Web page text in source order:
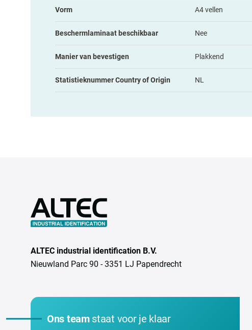
Vorm A4 vellen
Beschermlaminaat beschikbaar Nee
Manier van bevestigen Plakkend
Statistieknummer Country of Origin NL
ALTEC industrial identification B.V.
Nieuwland Parc 90 - 3351 LJ Papendrecht
Ons teamstaat voor je klaar